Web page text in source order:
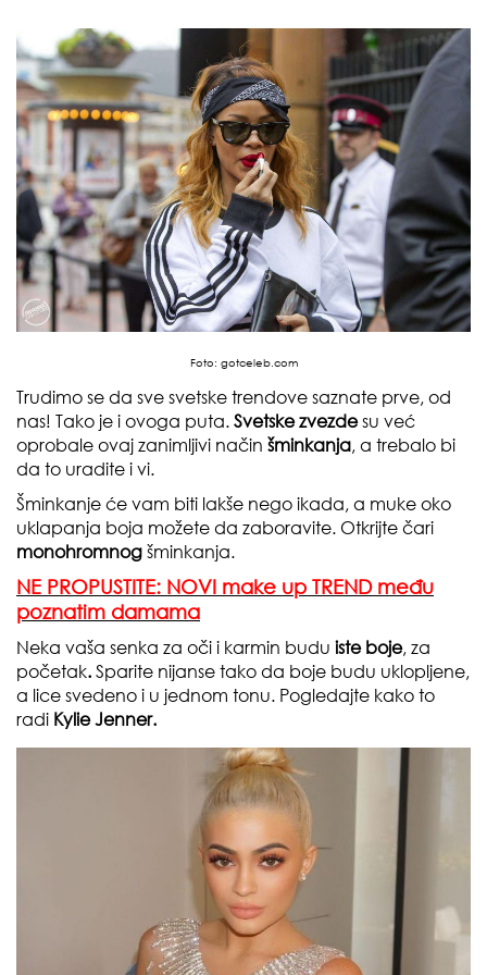
Foto: gotceleb.com
Trudimo se da sve svetske trendove saznate prve, od
nas! Tako je i ovoga puta. Svetske zvezdesu već
oprobale ovaj zanimljivi način šminkanja, a trebalo bi
da to uradite i vi.
Šminkanje će vam biti lakše nego ikada, a muke oko
uklapanja boja možete da zaboravite. Otkrijte čari
monohromnog šminkanja.
NE PROPUSTITE: NOVI make up TREND među
poznatim damama
Neka vaša senka za oči i karmin budu iste boje, za
početak. Sparite nijanse tako da boje budu uklopljene,
a lice svedeno i u jednom tonu. Pogledajte kako to
radi Kylie Jenner.